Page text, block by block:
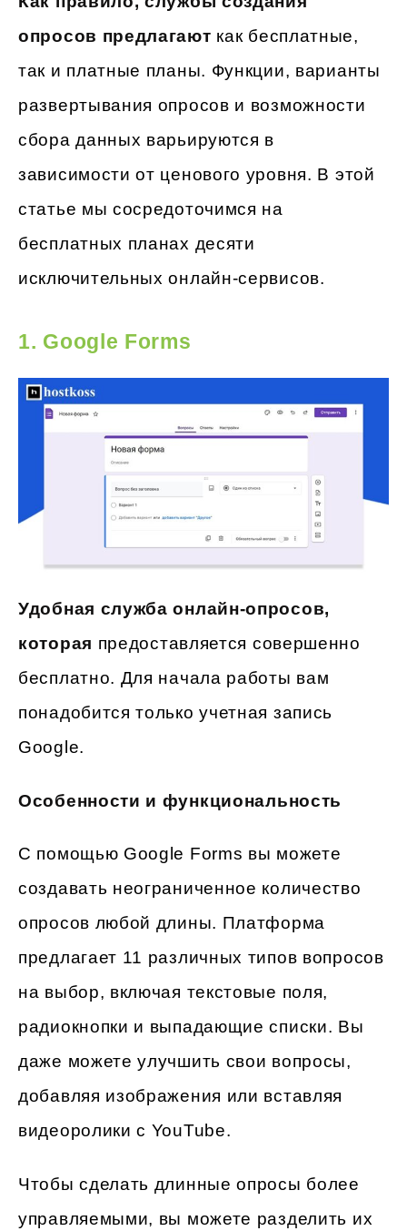
опросов предлагают как бесплатные,
так и платные планы. Функции, варианты
развертывания опросов и возможности
сбора данных варьируются в
зависимости от ценового уровня. В этой
статье мы сосредоточимся на
бесплатных планах десяти
исключительных онлайн-сервисов.
1. Google Forms
Удобная служба онлайн-опросов,
которая предоставляется совершенно
бесплатно. Для начала работы вам
понадобится только учетная запись
Google.
Особенности и функциональность
С помощью Google Forms вы можете
создавать неограниченное количество
опросов любой длины. Платформа
предлагает 11 различных типов вопросов
на выбор, включая текстовые поля,
радиокнопки и выпадающие списки. Вы
даже можете улучшить свои вопросы,
добавляя изображения или вставляя
видеоролики с YouTube.
Чтобы сделать длинные опросы более
управляемыми, вы можете разделить их